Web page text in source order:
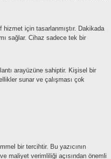
için tasarlanmıştır. Dakikada
sağlar. Cihaz sadece tek bir
arayüzüne sahiptir. Kişisel bir
sunar ve çalışması çok
bir tercihtir. Bu yazıcının
maliyet verimliliği açısından önemli